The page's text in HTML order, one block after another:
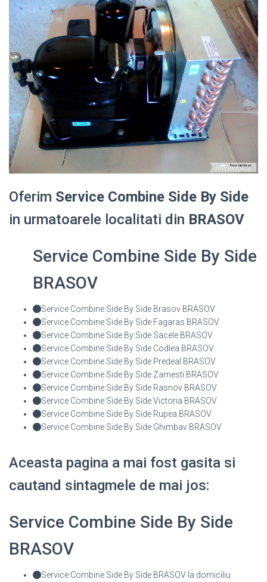
Oferim Service Combine Side By Side
in urmatoarele localitati din BRASOV
Service Combine Side By Side
BRASOV
Service Combine Side By Side Brasov BRASOV
Service Combine Side By Side Fagaras BRASOV
Service Combine Side By Side Sacele BRASOV
Service Combine Side By Side Codlea BRASOV
Service Combine Side By Side Predeal BRASOV
Service Combine Side By Side Zarnesti BRASOV
Service Combine Side By Side Rasnov BRASOV
Service Combine Side By Side Victoria BRASOV
Service Combine Side By Side Rupea BRASOV
Service Combine Side By Side Ghimbav BRASOV
Aceasta pagina a mai fost gasita si
cautand sintagmele de mai jos:
Service Combine Side By Side
BRASOV
Service Combine Side By Side BRASOV la domiciliu